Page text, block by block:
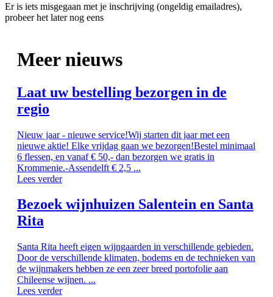
Er is iets misgegaan met je inschrijving (ongeldig emailadres),
probeer het later nog eens
Meer nieuws
Laat uw bestelling bezorgen in de
regio
Nieuw jaar - nieuwe service!Wij starten dit jaar met een
nieuwe aktie! Elke vrijdag gaan we bezorgen!Bestel minimaal
6 flessen, en vanaf € 50,- dan bezorgen we gratis in
Krommenie.-Assendelft € 2,5 ...
Lees verder
Bezoek wijnhuizen Salentein en Santa
Rita
Santa Rita heeft eigen wijngaarden in verschillende gebieden.
Door de verschillende klimaten, bodems en de technieken van
de wijnmakers hebben ze een zeer breed portofolie aan
Chileense wijnen. ...
Lees verder